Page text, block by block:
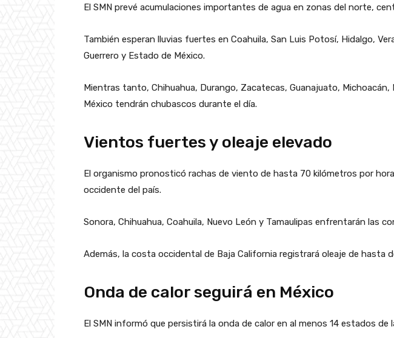
El SMN prevé acumulaciones importantes de agua en zonas del norte,
También esperan lluvias fuertes en Coahuila, San Luis Potosí, Hidalgo,
Guerrero y Estado de México.
Mientras tanto, Chihuahua, Durango, Zacatecas, Guanajuato, Michoacán,
México tendrán chubascos durante el día.
Vientos fuertes y oleaje elevado
El organismo pronosticó rachas de viento de hasta 70 kilómetros por
occidente del país.
Sonora, Chihuahua, Coahuila, Nuevo León y Tamaulipas enfrentarán las
Además, la costa occidental de Baja California registrará oleaje de hasta
Onda de calor seguirá en México
El SMN informó que persistirá la onda de calor en al menos 14 estados de